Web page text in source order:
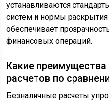
устанавливаются
систем и нормы
обеспечивает
финансовых операций.
Какие
расчетов по
Безналичные расчеты